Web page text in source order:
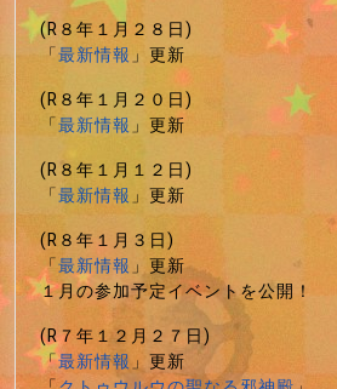
(R８年１月２８日)
「最新情報」更新
(R８年１月２０日)
「最新情報」更新
(R８年１月１２日)
「最新情報」更新
(R８年１月３日)
「最新情報」更新
１月の参加予定イベントを公開！
(R７年１２月２７日)
「最新情報」更新